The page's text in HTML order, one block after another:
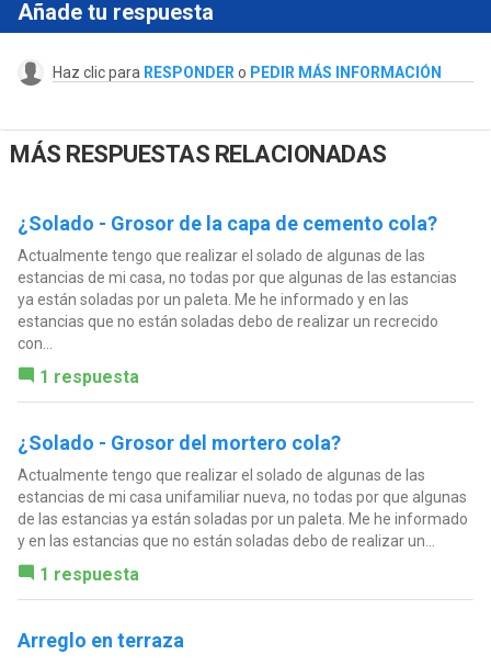
Añade tu respuesta
Haz clic para RESPONDER o PEDIR MÁS INFORMACIÓN
MÁS RESPUESTAS RELACIONADAS
¿Solado - Grosor de la capa de cemento cola?
Actualmente tengo que realizar el solado de algunas de las
estancias de mi casa, no todas por que algunas de las estancias
ya están soladas por un paleta. Me he informado y en las
estancias que no están soladas debo de realizar un recrecido
con...
1 respuesta
¿Solado - Grosor del mortero cola?
Actualmente tengo que realizar el solado de algunas de las
estancias de mi casa unifamiliar nueva, no todas por que algunas
de las estancias ya están soladas por un paleta. Me he informado
y en las estancias que no están soladas debo de realizar un...
1 respuesta
Arreglo en terraza